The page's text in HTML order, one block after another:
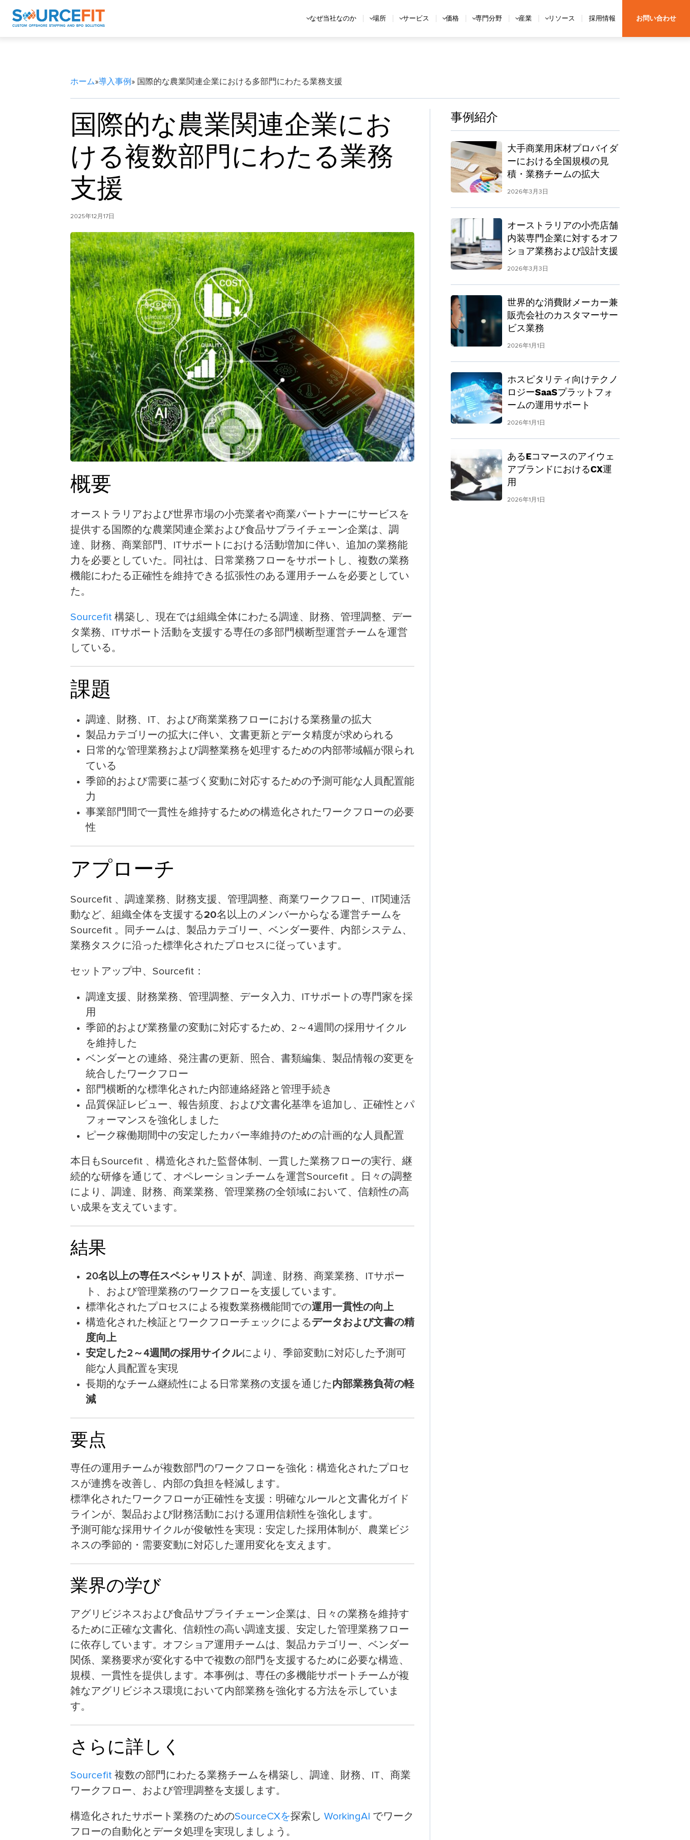
なぜ当社なのか 場所 サービス 価格 専門分野 産業 リソース 採用情報 お問い合わせ
ホーム»導入事例» 国際的な農業関連企業における多部門にわたる業務支援
国際的な農業関連企業にお
ける複数部門にわたる業務
支援
2025年12月17日
概要
オーストラリアおよび世界市場の小売業者や商業パートナーにサービスを
提供する国際的な農業関連企業および食品サプライチェーン企業は、調
達、財務、商業部門、ITサポートにおける活動増加に伴い、追加の業務能
力を必要としていた。同社は、日常業務フローをサポートし、複数の業務
機能にわたる正確性を維持できる拡張性のある運用チームを必要としてい
た。
Sourcefit 構築し、現在では組織全体にわたる調達、財務、管理調整、デー
タ業務、ITサポート活動を支援する専任の多部門横断型運営チームを運営
している。
課題
調達、財務、IT、および商業業務フローにおける業務量の拡大
製品カテゴリーの拡大に伴い、文書更新とデータ精度が求められる
日常的な管理業務および調整業務を処理するための内部帯域幅が限られ
ている
季節的および需要に基づく変動に対応するための予測可能な人員配置能
力
事業部門間で一貫性を維持するための構造化されたワークフローの必要
性
アプローチ
Sourcefit 、調達業務、財務支援、管理調整、商業ワークフロー、IT関連活
動など、組織全体を支援する20名以上のメンバーからなる運営チームを
Sourcefit 。同チームは、製品カテゴリー、ベンダー要件、内部システム、
業務タスクに沿った標準化されたプロセスに従っています。
セットアップ中、Sourcefit：
調達支援、財務業務、管理調整、データ入力、ITサポートの専門家を採
用
季節的および業務量の変動に対応するため、2～4週間の採用サイクル
を維持した
ベンダーとの連絡、発注書の更新、照合、書類編集、製品情報の変更を
統合したワークフロー
部門横断的な標準化された内部連絡経路と管理手続き
品質保証レビュー、報告頻度、および文書化基準を追加し、正確性とパ
フォーマンスを強化しました
ピーク稼働期間中の安定したカバー率維持のための計画的な人員配置
本日もSourcefit 、構造化された監督体制、一貫した業務フローの実行、継
続的な研修を通じて、オペレーションチームを運営Sourcefit 。日々の調整
により、調達、財務、商業業務、管理業務の全領域において、信頼性の高
い成果を支えています。
結果
20名以上の専任スペシャリストが、調達、財務、商業業務、ITサポー
ト、および管理業務のワークフローを支援しています。
標準化されたプロセスによる複数業務機能間での運用一貫性の向上
構造化された検証とワークフローチェックによるデータおよび文書の精
度向上
安定した2～4週間の採用サイクルにより、季節変動に対応した予測可
能な人員配置を実現
長期的なチーム継続性による日常業務の支援を通じた内部業務負荷の軽
減
要点
専任の運用チームが複数部門のワークフローを強化： 構造化されたプロセ
スが連携を改善し、内部の負担を軽減します。
標準化されたワークフローが正確性を支援： 明確なルールと文書化ガイド
ラインが、製品および財務活動における運用信頼性を強化します。
予測可能な採用サイクルが俊敏性を実現： 安定した採用体制が、農業ビジ
ネスの季節的・需要変動に対応した運用変化を支えます。
業界の学び
アグリビジネスおよび食品サプライチェーン企業は、日々の業務を維持す
るために正確な文書化、信頼性の高い調達支援、安定した管理業務フロー
に依存しています。オフショア運用チームは、製品カテゴリー、ベンダー
関係、業務要求が変化する中で複数の部門を支援するために必要な構造、
規模、一貫性を提供します。本事例は、専任の多機能サポートチームが複
雑なアグリビジネス環境において内部業務を強化する方法を示していま
す。
さらに詳しく
Sourcefit 複数の部門にわたる業務チームを構築し、調達、財務、IT、商業
ワークフロー、および管理調整を支援します。
構造化されたサポート業務のためのSourceCXを探索し WorkingAI でワーク
フローの自動化とデータ処理を実現しましょう。
事例紹介
大手商業用床材プロバイダ
ーにおける全国規模の見
積・業務チームの拡大
2026年3月3日
オーストラリアの小売店舗
内装専門企業に対するオフ
ショア業務および設計支援
2026年3月3日
世界的な消費財メーカー兼
販売会社のカスタマーサー
ビス業務
2026年1月1日
ホスピタリティ向けテクノ
ロジーSaaSプラットフォ
ームの運用サポート
2026年1月1日
あるEコマースのアイウェ
アブランドにおけるCX運
用
2026年1月1日